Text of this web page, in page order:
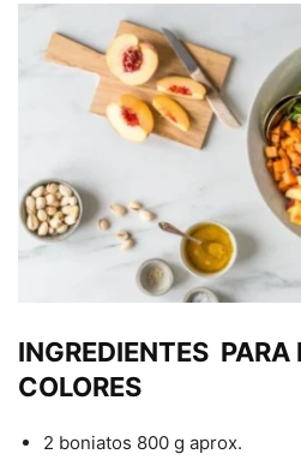
INGREDIENTES PARA
COLORES
2 boniatos 800 g aprox.